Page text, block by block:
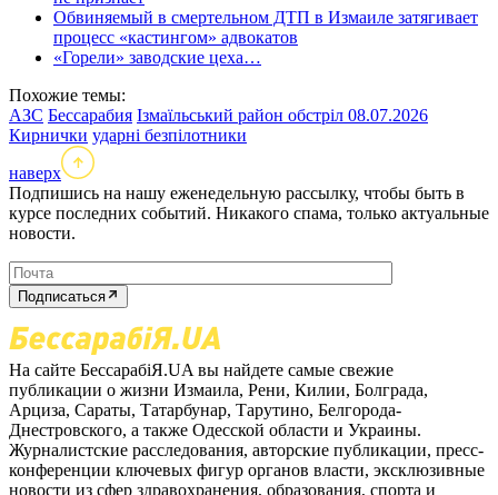
Обвиняемый в смертельном ДТП в Измаиле затягивает
процесс «кастингом» адвокатов
«Горели» заводские цеха…
Похожие темы:
АЗС Бессарабия Ізмаїльський район обстріл 08.07.2026
Кирнички ударні безпілотники
наверх
Подпишись на нашу еженедельную рассылку, чтобы быть в
курсе последних событий. Никакого спама, только актуальные
новости.
Подписаться
На сайте БессарабіЯ.UA вы найдете самые свежие
публикации о жизни Измаила, Рени, Килии, Болграда,
Арциза, Сараты, Татарбунар, Тарутино, Белгорода-
Днестровского, а также Одесской области и Украины.
Журналистские расследования, авторские публикации, пресс-
конференции ключевых фигур органов власти, эксклюзивные
новости из сфер здравохранения, образования, спорта и